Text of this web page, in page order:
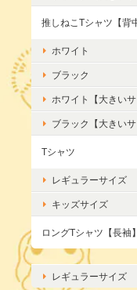
推しねこTシャツ【背
ホワイト
ブラック
ホワイト【大きいサ
ブラック【大きいサ
Tシャツ
レギュラーサイズ
キッズサイズ
ロングTシャツ【長袖】
レギュラーサイズ